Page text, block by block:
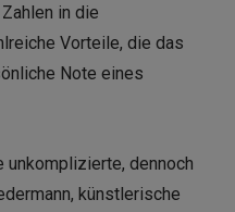
in die
Vorteile, die das
Note eines
dennoch
künstlerische